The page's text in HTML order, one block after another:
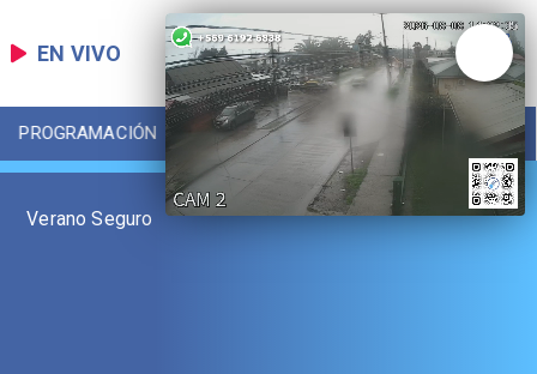
EN VIVO
PROGRAMACIÓN LOCAL DEPORTES
Verano Seguro